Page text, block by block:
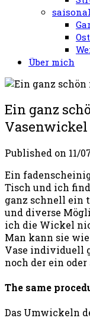
Über mich
Ein ganz
Vasenwickel
Published on 11/
Ein
Tisch und ich
ganz schnell ein
und diverse
ich die Wickel
Man kann sie
Vase individuell
noch der ein
The same
Das Umwickeln